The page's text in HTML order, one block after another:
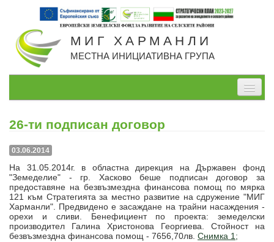
МИГ ХАРМАНЛИ
МЕСТНА ИНИЦИАТИВНА ГРУПА
За нас
Проекти, изпълнявани от МИГ
Проекти по СВОМР
Стратегия
Мерки
26-ти подписан договор
03.06.2014
На 31.05.2014г. в областна дирекция на Държавен фонд
"Земеделие" - гр. Хасково беше подписан договор за
предоставяне на безвъзмездна финансова помощ по мярка
121 към Стратегията за местно развитие на сдружение "МИГ
Харманли". Предвидено е засаждане на трайни насаждения -
орехи и сливи. Бенефициент по проекта: земеделски
производител Галина Христонова Георгиева. Стойност на
безвъзмездна финансова помощ - 7656,70лв. Снимка 1;